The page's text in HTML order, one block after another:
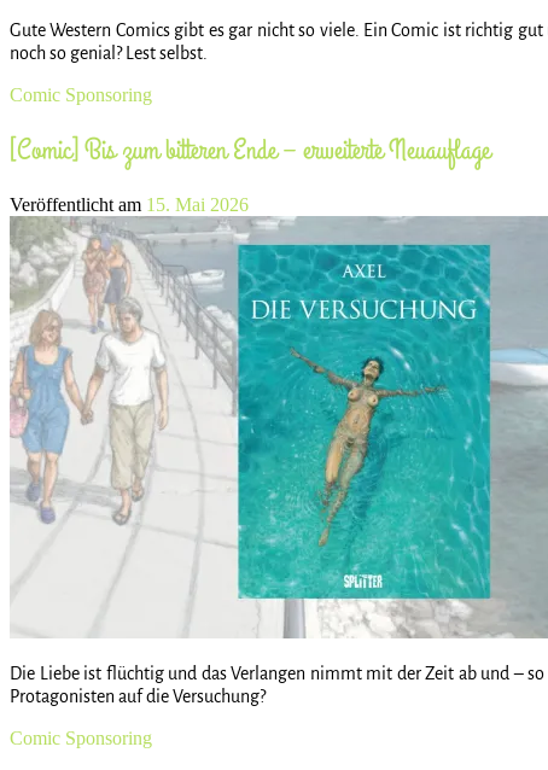
Gute Western Comics gibt es gar nicht so viele. Ein Comic ist richtig
noch so genial? Lest selbst.
Comic Sponsoring
[Comic] Bis zum bitteren Ende – erweiterte Neuauflage
Veröffentlicht am 15. Mai 2026
Die Liebe ist flüchtig und das Verlangen nimmt mit der Zeit ab und –
Protagonisten auf die Versuchung?
Comic Sponsoring